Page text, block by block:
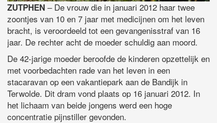
ZUTPHEN – De vrouw die in januari 2012 haar twee
zoontjes van 10 en 7 jaar met medicijnen om het leven
bracht, is veroordeeld tot een gevangenisstraf van 16
jaar. De rechter acht de moeder schuldig aan moord.
De 42-jarige moeder beroofde de kinderen opzettelijk en
met voorbedachten rade van het leven in een
stacaravan op een vakantiepark aan de Bandijk in
Terwolde. Dit dram vond plaats op 16 januari 2012. In
het lichaam van beide jongens werd een hoge
concentratie pijnstiller gevonden.